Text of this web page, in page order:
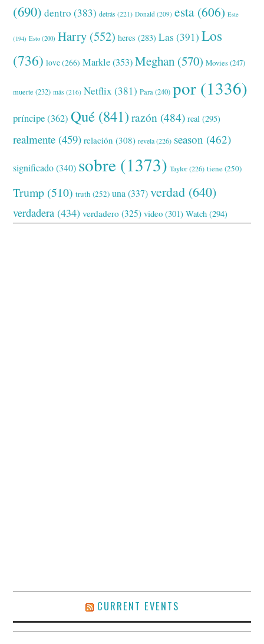
(690) dentro (383) detrás (221) Donald (209) esta (606) Este
(194) Esto (200) Harry (552) heres (283) Las (391) Los
(736) love(266) Markle(353) Meghan (570) Movies(247)
muerte (232) más (216) Netflix (381) Para(240) por (1336)
príncipe(362) Qué (841) razón (484) real (295)
realmente (459) relación (308) revela(226) season (462)
significado(340) sobre (1373) Taylor(226) tiene(250)
Trump (510) truth (252) una (337) verdad (640)
verdadera (434) verdadero (325) video (301) Watch (294)
CURRENT EVENTS